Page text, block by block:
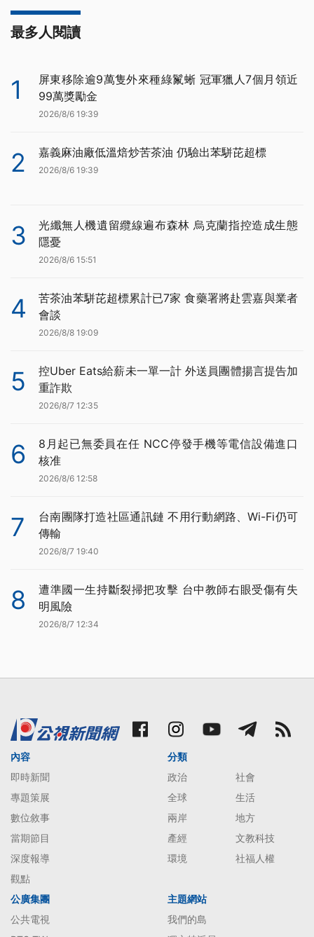
最多人閱讀
1
屏東移除逾9萬隻外來種綠鬣蜥 冠軍獵人7個月領近
99萬獎勵金
2026/8/6 19:39
2 嘉義麻油廠低溫焙炒苦茶油 仍驗出苯駢芘超標
2026/8/6 19:39
3
光纖無人機遺留纜線遍布森林 烏克蘭指控造成生態
隱憂
2026/8/6 15:51
4
苦茶油苯駢芘超標累計已7家 食藥署將赴雲嘉與業者
會談
2026/8/8 19:09
5
控Uber Eats給薪未一單一計 外送員團體揚言提告加
重詐欺
2026/8/7 12:35
6
8月起已無委員在任 NCC停發手機等電信設備進口
核准
2026/8/6 12:58
7
台南團隊打造社區通訊鏈 不用行動網路、Wi-Fi仍可
傳輸
2026/8/7 19:40
8
遭準國一生持斷裂掃把攻擊 台中教師右眼受傷有失
明風險
2026/8/7 12:34
內容
即時新聞
專題策展
數位敘事
當期節目
深度報導
觀點
分類
政治
社會
全球
生活
兩岸
地方
產經
文教科技
環境
社福人權
公廣集團
公共電視
主題網站
我們的島